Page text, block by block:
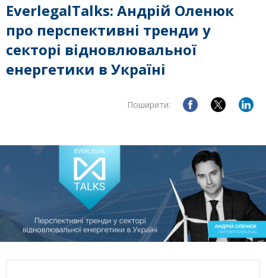
EverlegalTalks: Андрій Оленюк
про перспективні тренди у
секторі відновлювальної
енергетики в Україні
Поширити: